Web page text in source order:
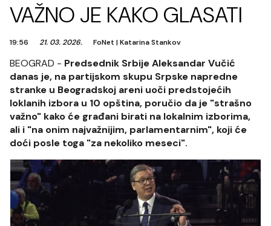
VAŽNO JE KAKO GLASATI
19:56 21. 03. 2026. FoNet |Katarina Stankov
BEOGRAD - Predsednik Srbije Aleksandar Vučić
danas je, na partijskom skupu Srpske napredne
stranke u Beogradskoj areni uoči predstojećih
loklanih izbora u 10 opština, poručio da je "strašno
važno" kako će građani birati na lokalnim izborima,
ali i "na onim najvažnijim, parlamentarnim", koji će
doći posle toga "za nekoliko meseci".